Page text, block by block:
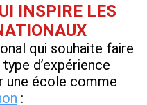
INSPIRE LES
qui souhaite faire
d’expérience
école comme
: